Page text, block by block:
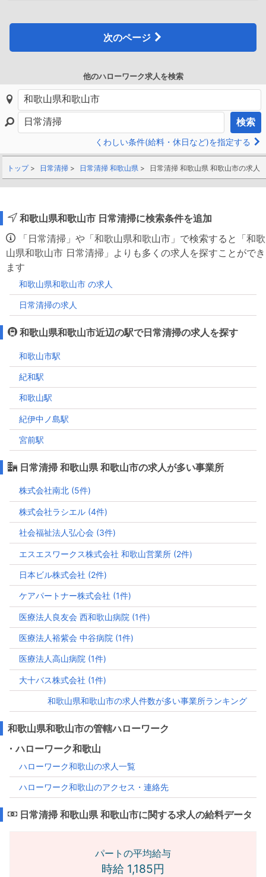
次のページ
他のハローワーク求人を検索
検索
くわしい条件(給料・休日など)を指定する
トップ 日常清掃 日常清掃 和歌山県 日常清掃 和歌山県 和歌山市の求人
和歌山県和歌山市 日常清掃に検索条件を追加
「日常清掃」や「和歌山県和歌山市」で検索すると「和歌
山県和歌山市 日常清掃」よりも多くの求人を探すことができ
ます
和歌山県和歌山市 の求人
日常清掃の求人
和歌山県和歌山市近辺の駅で日常清掃の求人を探す
和歌山市駅
紀和駅
和歌山駅
紀伊中ノ島駅
宮前駅
日常清掃 和歌山県 和歌山市の求人が多い事業所
株式会社南北 (5件)
株式会社ラシエル (4件)
社会福祉法人弘心会 (3件)
エスエスワークス株式会社 和歌山営業所 (2件)
日本ビル株式会社 (2件)
ケアパートナー株式会社 (1件)
医療法人良友会 西和歌山病院 (1件)
医療法人裕紫会 中谷病院 (1件)
医療法人高山病院 (1件)
大十バス株式会社 (1件)
和歌山県和歌山市の求人件数が多い事業所ランキング
和歌山県和歌山市の管轄ハローワーク
・ハローワーク和歌山
ハローワーク和歌山の求人一覧
ハローワーク和歌山のアクセス・連絡先
日常清掃 和歌山県 和歌山市に関する求人の給料データ
パートの平均給与
時給 1,185円